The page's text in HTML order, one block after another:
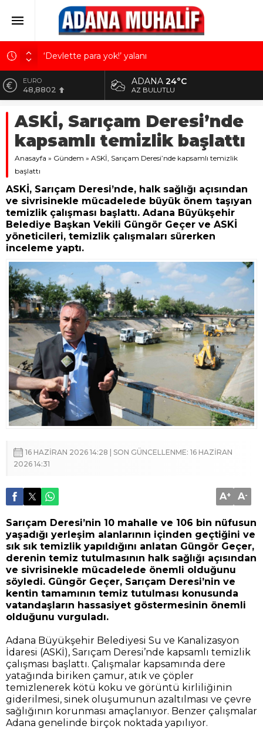
‘Devlette para yok!’ yalanı
Kuru meyve sektörü 2 milyar dolar ihracat hedefi
için Ankara’dan destek istedi
Mobilya ihracatında Avrupa ivmesi
Göz için “Akıllı Mercek” herkes için uygun mu?
Devletin iki bilançosu: Görünen bütçe, bütçe dışı
riskler ve hazineyi bekleyen yük
ALTIN
5.629,56
10.824,63
DOLAR
42,2340
EURO
48,8802
ADANA24°C
AZ BULUTLU
ASKİ, Sarıçam Deresi’nde
kapsamlı temizlik başlattı
Anasayfa » Gündem » ASKİ, Sarıçam Deresi’nde kapsamlı temizlik
başlattı
ASKİ, Sarıçam Deresi’nde, halk sağlığı açısından
ve sivrisinekle mücadelede büyük önem taşıyan
temizlik çalışması başlattı. Adana Büyükşehir
Belediye Başkan Vekili Güngör Geçer ve ASKİ
yöneticileri, temizlik çalışmaları sürerken
inceleme yaptı.
16 HAZIRAN 2026 14:28 | SON GÜNCELLENME: 16 HAZIRAN
2026 14:31
A+ A-
Sarıçam Deresi’nin 10 mahalle ve 106 bin nüfusun
yaşadığı yerleşim alanlarının içinden geçtiğini ve
sık sık temizlik yapıldığını anlatan Güngör Geçer,
derenin temiz tutulmasının halk sağlığı açısından
ve sivrisinekle mücadelede önemli olduğunu
söyledi. Güngör Geçer, Sarıçam Deresi’nin ve
kentin tamamının temiz tutulması konusunda
vatandaşların hassasiyet göstermesinin önemli
olduğunu vurguladı.
Adana Büyükşehir Belediyesi Su ve Kanalizasyon
İdaresi (ASKİ), Sarıçam Deresi’nde kapsamlı temizlik
çalışması başlattı. Çalışmalar kapsamında dere
yatağında biriken çamur, atık ve çöpler
temizlenerek kötü koku ve görüntü kirliliğinin
giderilmesi, sinek oluşumunun azaltılması ve çevre
sağlığının korunması amaçlanıyor. Benzer çalışmalar
Adana genelinde birçok noktada yapılıyor.